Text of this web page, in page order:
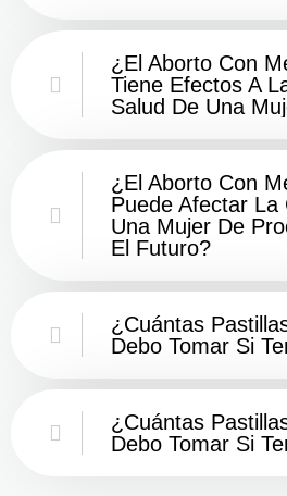
¿El Aborto Con
Tiene Efectos A
Salud De Una
¿El Aborto Con
Puede Afectar La
Una Mujer De
El Futuro?
¿Cuántas
Debo Tomar Si
¿Cuántas
Debo Tomar Si